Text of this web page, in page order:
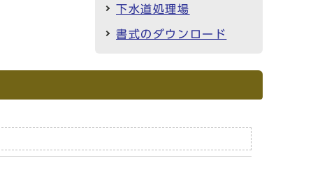
下水道処理場
書式のダウンロード